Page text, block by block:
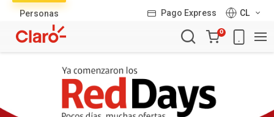
Personas Pago Express
CL
Carro
de
0
productos